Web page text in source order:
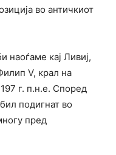
во античкиот
наоѓаме кај Ливиј,
V, крал на
г. п.н.е. Според
подигнат во
пред